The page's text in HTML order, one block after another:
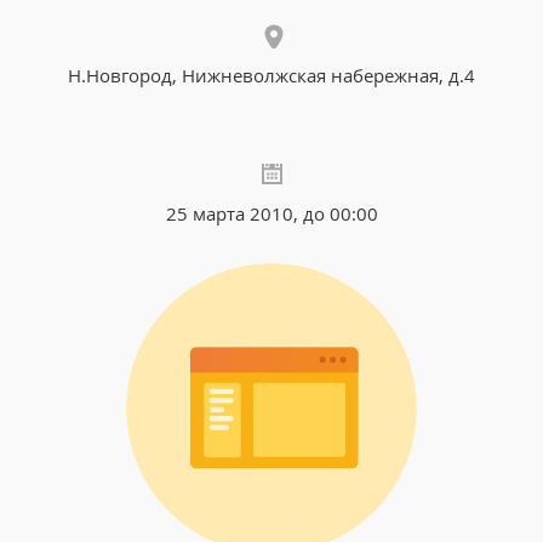
Н.Новгород, Нижневолжская набережная, д.4
25 марта 2010, до 00:00